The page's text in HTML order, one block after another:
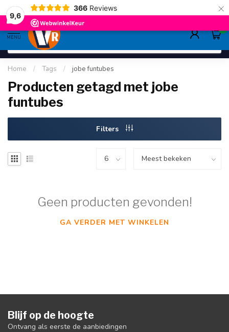
9,6
366 Reviews ×
gratis verzending>80,-
MENU
0
Home / Tags / jobe funtubes
Producten getagd met jobe
funtubes
Filters
Geen producten gevonden!
GA VERDER MET WINKELEN
Blijf op de hoogte
Ontvang als eerste de aanbiedingen